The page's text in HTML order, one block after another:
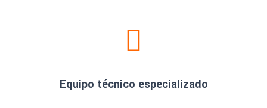
Equipo técnico especializado